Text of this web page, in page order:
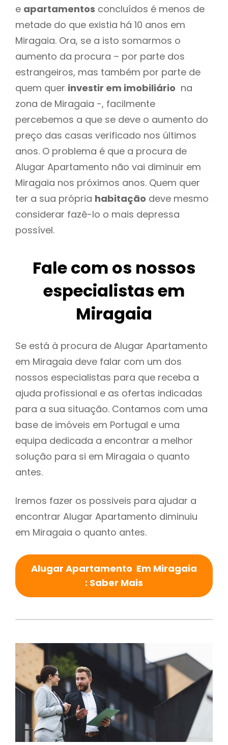
e apartamentos concluídos é menos de
metade do que existia há 10 anos em
Miragaia. Ora, se a isto somarmos o
aumento da procura – por parte dos
estrangeiros, mas também por parte de
quem quer investir em imobiliário na
zona de Miragaia -, facilmente
percebemos a que se deve o aumento do
preço das casas verificado nos últimos
anos. O problema é que a procura de
Alugar Apartamento não vai diminuir em
Miragaia nos próximos anos. Quem quer
ter a sua própria habitação deve mesmo
considerar fazê-lo o mais depressa
possível.
Fale com os nossos
especialistas em
Miragaia
Se está à procura de Alugar Apartamento
em Miragaia deve falar com um dos
nossos especialistas para que receba a
ajuda profissional e as ofertas indicadas
para a sua situação. Contamos com uma
base de imóveis em Portugal e uma
equipa dedicada a encontrar a melhor
solução para si em Miragaia o quanto
antes.
Iremos fazer os possiveis para ajudar a
encontrar Alugar Apartamento diminuiu
em Miragaia o quanto antes.
Alugar Apartamento Em Miragaia
: Saber Mais